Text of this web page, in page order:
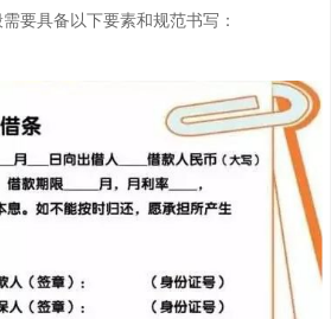
要具备以下要素和规范书写：